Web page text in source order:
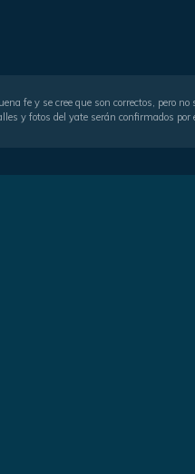
fe y se cree que son correctos, pero
y fotos del yate serán confirmados